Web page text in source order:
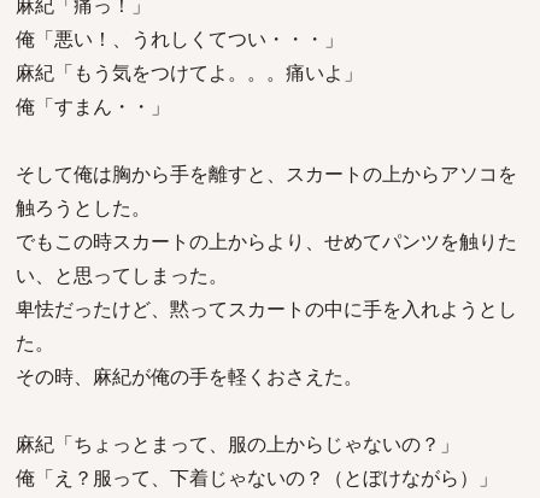
俺「悪い！、うれしくてつい・・・」
麻紀「もう気をつけてよ。。。痛いよ」
俺「すまん・・」
そして俺は胸から手を離すと、スカートの上からアソコを
触ろうとした。
でもこの時スカートの上からより、せめてパンツを触りた
い、と思ってしまった。
卑怯だったけど、黙ってスカートの中に手を入れようとし
た。
その時、麻紀が俺の手を軽くおさえた。
麻紀「ちょっとまって、服の上からじゃないの？」
俺「え？服って、下着じゃないの？（とぼけながら）」